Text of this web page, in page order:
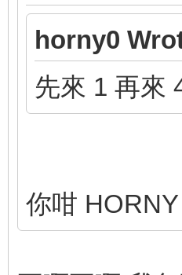
horny0
先來 1 再來
你咁